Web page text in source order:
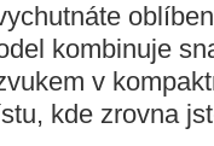
kombinuje
v
kde zrovna